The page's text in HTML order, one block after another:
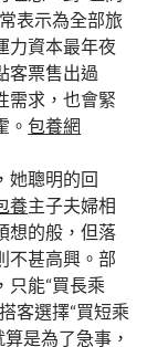
表示為全部旅
力資本最年夜
客票售出過
需求，也會緊
。包養網
她聰明的回
養主子夫婦相
想的般，但落
不甚高興。部
只能“買長乘
客選擇“買短乘
是為了急事，